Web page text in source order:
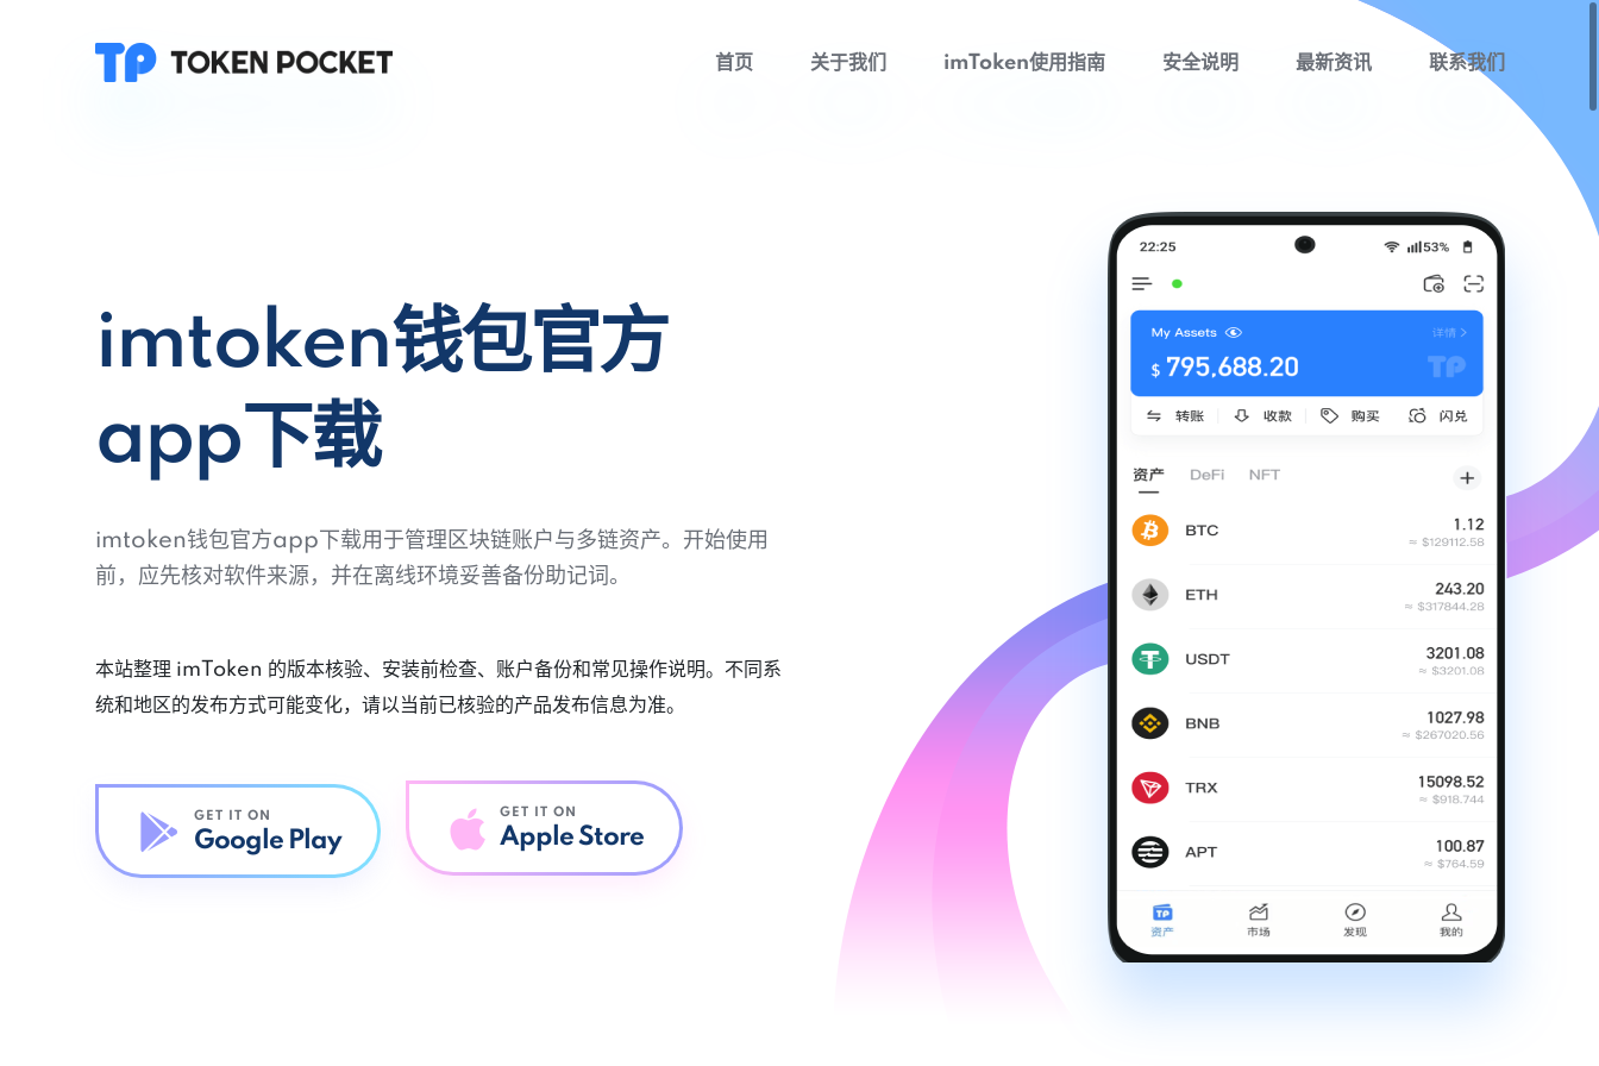
首页 关于我们 imToken使用指南 安全说明 最新资讯 联系我们
imtoken钱包官方
app下载
imtoken钱包官方app下载用于管理区块链账户与多链资产。开始使用
前，应先核对软件来源，并在离线环境妥善备份助记词。
本站整理 imToken 的版本核验、安装前检查、账户备份和常见操作说明。不同系
统和地区的发布方式可能变化，请以当前已核验的产品发布信息为准。
GET IT ON
Google Play
GET IT ON
Apple Store